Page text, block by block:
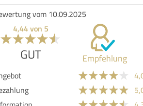
vom 01.09.2025
2,00 von 5
AUSREICHEND
2,00
3,00
1,00